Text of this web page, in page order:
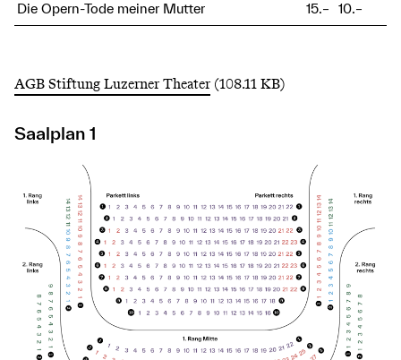
Die Opern-Tode meiner Mutter 15.– 10.–
AGB Stiftung Luzerner Theater (108.11 KB)
Saalplan 1